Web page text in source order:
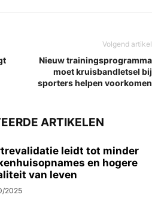
Volgend artikel
Nieuw trainingsprogramma
moet kruisbandletsel bij
sporters helpen voorkomen
ARTIKELEN
leidt tot minder
en hogere
van leven
2025